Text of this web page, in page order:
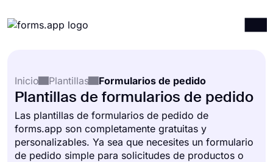
Integraciones
Recursos
Precios
Inicio
Plantillas Formularios de pedido
Plantillas de formularios de pedido
Las plantillas de formularios de pedido de
forms.app son completamente gratuitas y
personalizables. Ya sea que necesites un formulario
de pedido simple para solicitudes de productos o